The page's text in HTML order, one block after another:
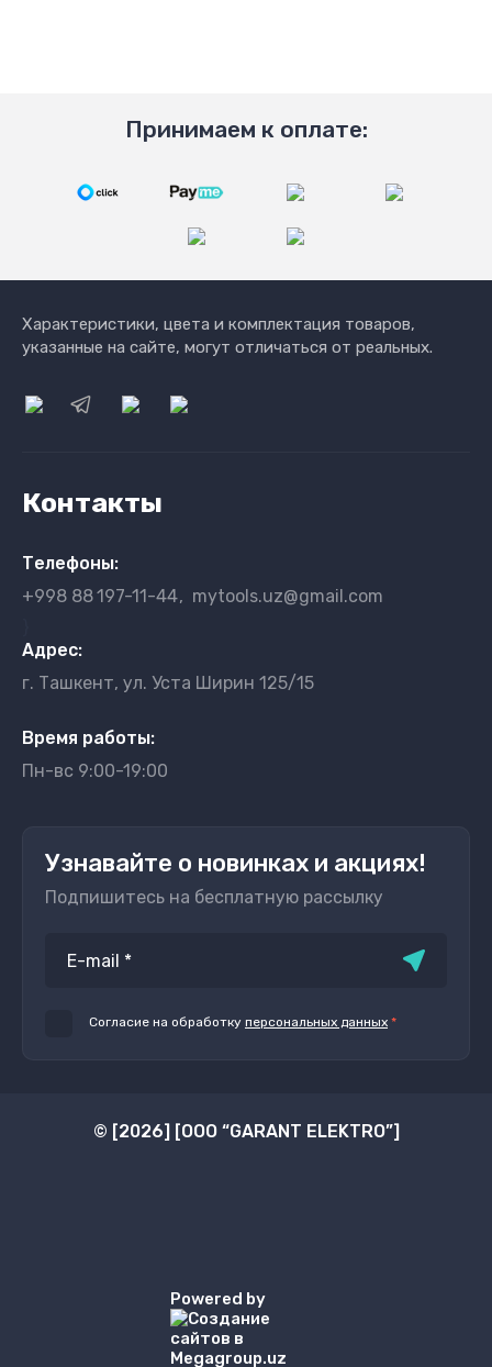
Принимаем к оплате:
Характеристики, цвета и комплектация товаров,
указанные на сайте, могут отличаться от реальных.
Контакты
Телефоны:
+998 88197-11-44
mytools.uz@gmail.com
Адрес:
г. Ташкент, ул. Уста Ширин 125/15
Время работы:
Пн-вс 9:00-19:00
Узнавайте о новинках и акциях!
Подпишитесь на бесплатную рассылку
Согласие на обработку персональных данных *
© [2026] [ООО “GARANT ELEKTRO”]
Powered by